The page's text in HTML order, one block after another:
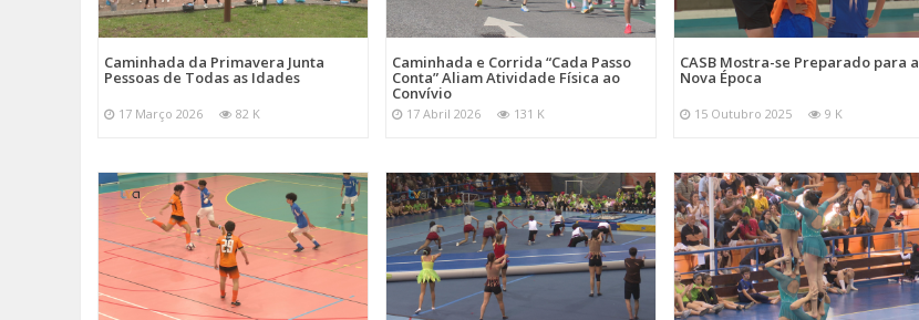
Caminhada da Primavera Junta
Pessoas de Todas as Idades
17 Março 2026 82 K
Caminhada e Corrida “Cada Passo
Conta” Aliam Atividade Física ao
Convívio
17 Abril 2026 131 K
CASB Mostra-se Preparado para a
Nova Época
15 Outubro 2025 9 K